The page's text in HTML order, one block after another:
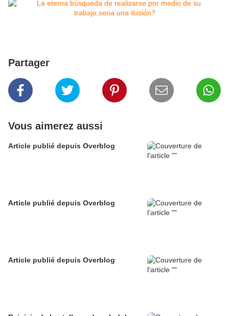
Partager
Vous aimerez aussi
Article publié depuis Overblog
Article publié depuis Overblog
Article publié depuis Overblog